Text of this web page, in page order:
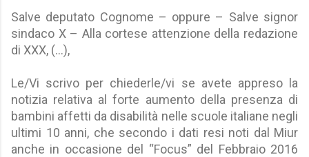
Salve deputato Cognome – oppure – Salve signor
sindaco X – Alla cortese attenzione della redazione
di XXX, (…),
Le/Vi scrivo per chiederle/vi se avete appreso la
notizia relativa al forte aumento della presenza di
bambini affetti da disabilità nelle scuole italiane negli
ultimi 10 anni, che secondo i dati resi noti dal Miur
anche in occasione del “Focus” del Febbraio 2016